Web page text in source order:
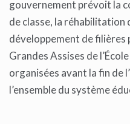
gouvernement prévoit la
de classe, la réhabilitation
développement de filières
Grandes Assises de
organisées avant la fin de
l’ensemble du système